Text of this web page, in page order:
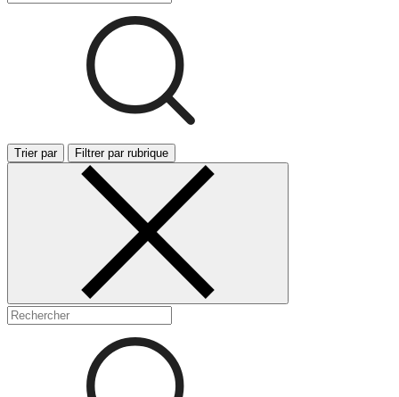
Trier par Filtrer par rubrique